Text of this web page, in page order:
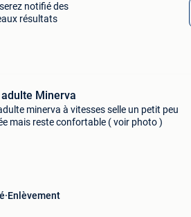
notifié des
résultats
Minerva
minerva à vitesses selle un petit peu
mais reste confortable ( voir photo )
Enlèvement